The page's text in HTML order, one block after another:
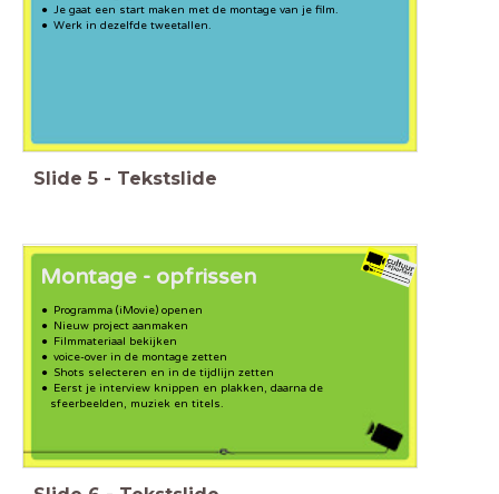
Je gaat een start maken met de montage van je film.
Werk in dezelfde tweetallen.
Slide 5 - Tekstslide
Programma (iMovie) openen
Nieuw project aanmaken
Filmmateriaal bekijken
voice-over in de montage zetten
Shots selecteren en in de tijdlijn zetten
Eerst je interview knippen en plakken, daarna de
sfeerbeelden, muziek en titels.
Montage - opfrissen